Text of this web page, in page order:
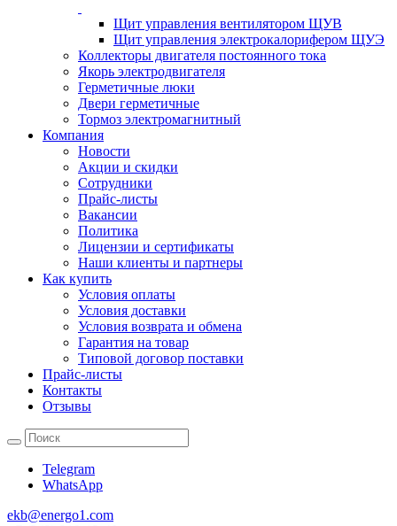
Щит управления вентилятором ЩУВ
Щит управления электрокалорифером ЩУЭ
Коллекторы двигателя постоянного тока
Якорь электродвигателя
Герметичные люки
Двери герметичные
Тормоз электромагнитный
Компания
Новости
Акции и скидки
Сотрудники
Прайс-листы
Вакансии
Политика
Лицензии и сертификаты
Наши клиенты и партнеры
Как купить
Условия оплаты
Условия доставки
Условия возврата и обмена
Гарантия на товар
Типовой договор поставки
Прайс-листы
Контакты
Отзывы
Telegram
WhatsApp
ekb@energo1.com